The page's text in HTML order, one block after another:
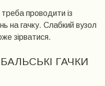
проводити із
на гачку. Слабкий вузол
зірватися.
ГАЧКИ